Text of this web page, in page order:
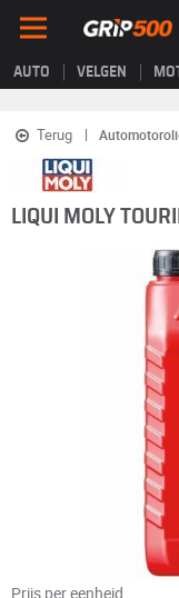
AUTO VELGEN
Terug
LIQUI MOLY
Prijs per eenheid